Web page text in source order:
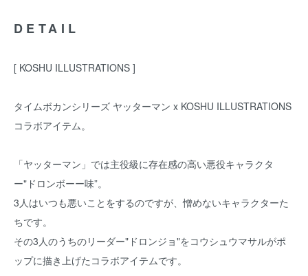
DETAIL
[ KOSHU ILLUSTRATIONS ]
タイムボカンシリーズ ヤッターマン x KOSHU ILLUSTRATIONS
コラボアイテム。
「ヤッターマン」では主役級に存在感の高い悪役キャラクタ
ー"ドロンボーー味”。
3人はいつも悪いことをするのですが、憎めないキャラクターた
ちです。
その3人のうちのリーダー"ドロンジョ"をコウシュウマサルがポ
ップに描き上げたコラボアイテムです。